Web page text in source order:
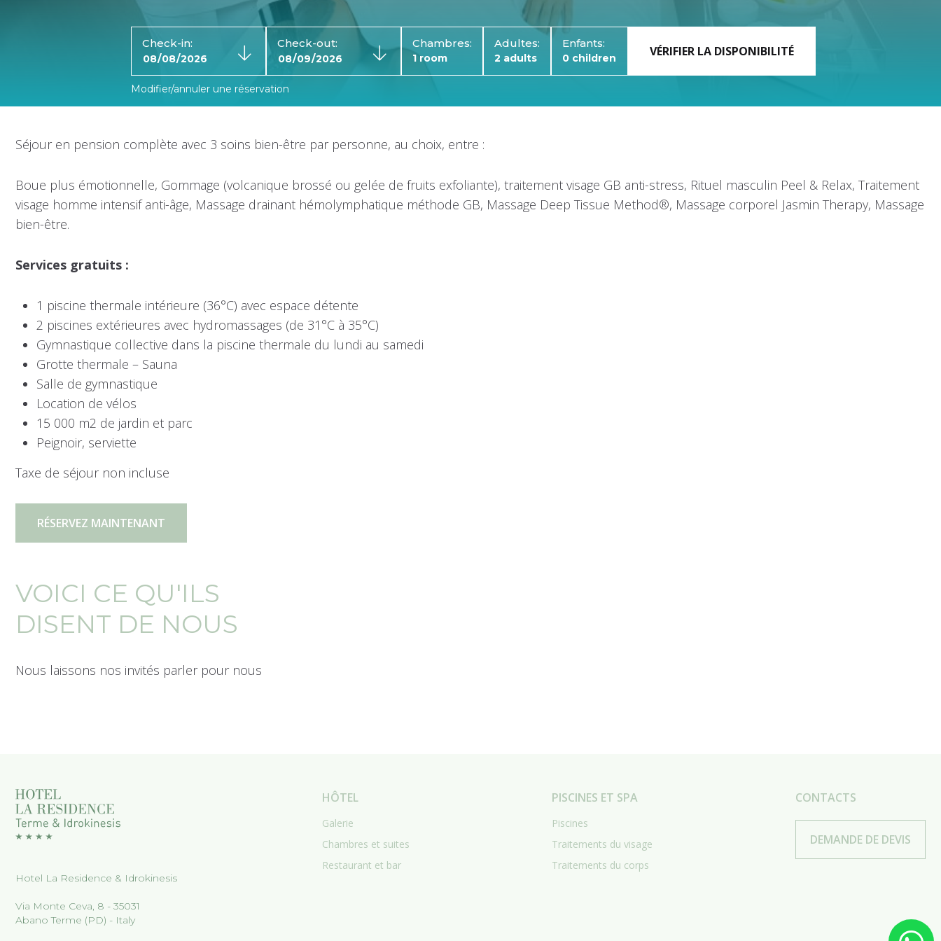
Check-in: Check-out: Chambres: Adultes: Enfants:
Modifier/annuler une réservation
Séjour en pension complète avec 3 soins bien-être par personne, au choix, entre :
Boue plus émotionnelle, Gommage (volcanique brossé ou gelée de fruits exfoliante), traitement visage GB anti-stress, Rituel masculin Peel & Relax, Traitement
visage homme intensif anti-âge, Massage drainant hémolymphatique méthode GB, Massage Deep Tissue Method®, Massage corporel Jasmin Therapy, Massage
bien-être.
Services gratuits :
1 piscine thermale intérieure (36°C) avec espace détente
2 piscines extérieures avec hydromassages (de 31°C à 35°C)
Gymnastique collective dans la piscine thermale du lundi au samedi
Grotte thermale – Sauna
Salle de gymnastique
Location de vélos
15 000 m2 de jardin et parc
Peignoir, serviette
Taxe de séjour non incluse
RÉSERVEZ MAINTENANT
VOICI CE QU'ILS
DISENT DE NOUS
Nous laissons nos invités parler pour nous
Hotel La Residence & Idrokinesis
Via Monte Ceva, 8 - 35031
Abano Terme (PD) - Italy
HÔTEL
Galerie
Chambres et suites
Restaurant et bar
PISCINES ET SPA
Piscines
Traitements du visage
Traitements du corps
CONTACTS
DEMANDE DE DEVIS